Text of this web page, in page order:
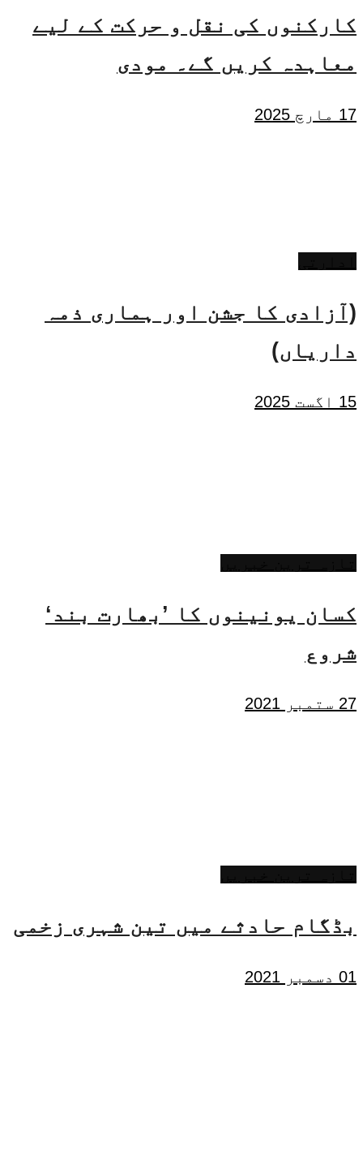
کارکنوں کی نقل و حرکت کے لیے
معاہدہ کریں گے۔ مودی
17 مارچ 2025
(آزادی کا جشن اور ہماری ذمہ
داریاں)
15 اگست 2025
کسان یونینوں کا ’بھارت بند‘
شروع
27 ستمبر 2021
بڈگام حادثے میں تین شہری زخمی
01 دسمبر 2021